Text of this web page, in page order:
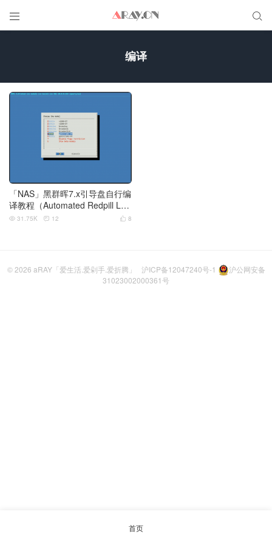
 
编译
「NAS」黑群晖7.x引导盘自行编
译教程（Automated Redpill Loa
der）
 8
 31.75K  12
© 2026 aRAY「爱生活.爱剁手.爱折腾」 沪ICP备12047240号-1
沪公网安备
31023002000361号
首页